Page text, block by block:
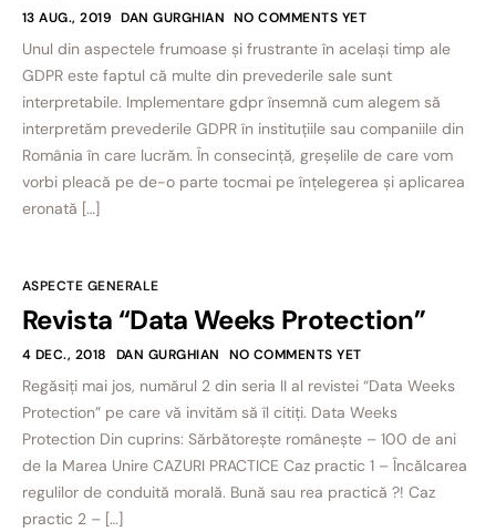
13 AUG., 2019 DAN GURGHIAN NO COMMENTS YET
Unul din aspectele frumoase și frustrante în același timp ale
GDPR este faptul că multe din prevederile sale sunt
interpretabile. Implementare gdpr însemnă cum alegem să
interpretăm prevederile GDPR în instituțiile sau companiile din
România în care lucrăm. În consecință, greșelile de care vom
vorbi pleacă pe de-o parte tocmai pe înțelegerea și aplicarea
eronată […]
ASPECTE GENERALE
Revista “Data Weeks Protection”
4 DEC., 2018 DAN GURGHIAN NO COMMENTS YET
Regăsiți mai jos, numărul 2 din seria II al revistei “Data Weeks
Protection” pe care vă invităm să îl citiți. Data Weeks
Protection Din cuprins: Sărbătoreşte româneşte – 100 de ani
de la Marea Unire CAZURI PRACTICE Caz practic 1 – Încălcarea
regulilor de conduită morală. Bună sau rea practică ?! Caz
practic 2 – […]